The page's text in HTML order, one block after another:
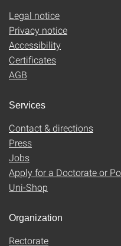
Legal notice
Privacy notice
Accessibility
Certificates
AGB
Services
Contact & directions
Press
Jobs
Apply for a Doctorate or
Uni-Shop
Organization
Rectorate